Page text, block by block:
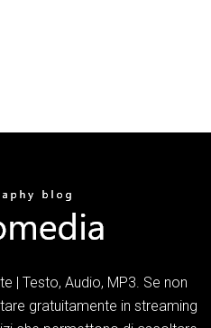
| Testo, Audio, MP3. Se non
gratuitamente in streaming